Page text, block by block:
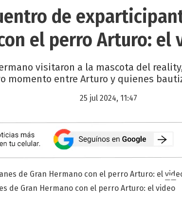
de
el perro Arturo: el
visitaron a la mascota del
momento entre Arturo y quienes
25 jul 2024, 11:47
de Gran Hermano con el perro Arturo: el video